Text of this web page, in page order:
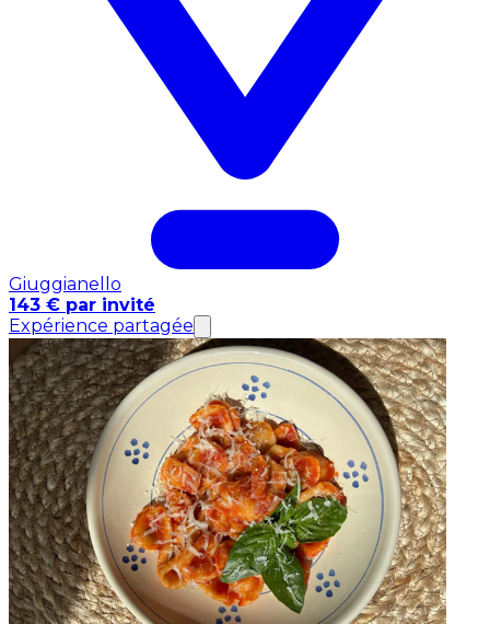
Giuggianello
143 € par invité
Expérience partagée